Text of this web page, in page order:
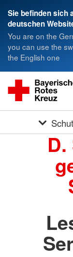
Sie befinden sich
deutschen
You are on the
you can use the
the English one